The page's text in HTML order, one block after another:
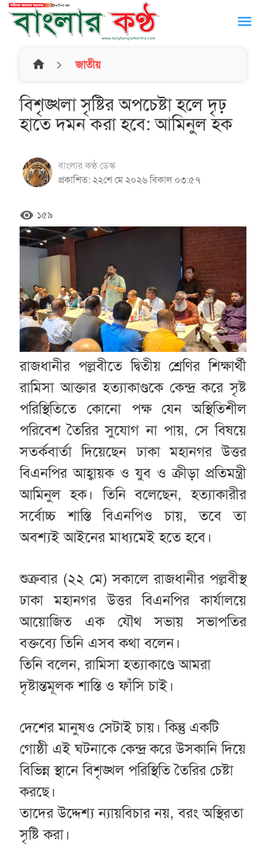
menu
home জাতীয়
বিশৃঙ্খলা সৃষ্টির অপচেষ্টা হলে দৃঢ়
হাতে দমন করা হবে: আমিনুল হক
বাংলার কণ্ঠ ডেস্ক
প্রকাশিত: ২২শে মে ২০২৬ বিকাল ০৩:৫৭
remove_red_eye ১৫৯
রাজধানীর পল্লবীতে দ্বিতীয় শ্রেণির শিক্ষার্থী
রামিসা আক্তার হত্যাকাণ্ডকে কেন্দ্র করে সৃষ্ট
পরিস্থিতিতে কোনো পক্ষ যেন অস্থিতিশীল
পরিবেশ তৈরির সুযোগ না পায়, সে বিষয়ে
সতর্কবার্তা দিয়েছেন ঢাকা মহানগর উত্তর
বিএনপির আহ্বায়ক ও যুব ও ক্রীড়া প্রতিমন্ত্রী
আমিনুল হক। তিনি বলেছেন, হত্যাকারীর
সর্বোচ্চ শাস্তি বিএনপিও চায়, তবে তা
অবশ্যই আইনের মাধ্যমেই হতে হবে।
শুক্রবার (২২ মে) সকালে রাজধানীর পল্লবীস্থ
ঢাকা মহানগর উত্তর বিএনপির কার্যালয়ে
আয়োজিত এক যৌথ সভায় সভাপতির
বক্তব্যে তিনি এসব কথা বলেন।
তিনি বলেন, রামিসা হত্যাকাণ্ডে আমরা
দৃষ্টান্তমূলক শাস্তি ও ফাঁসি চাই।
দেশের মানুষও সেটাই চায়। কিন্তু একটি
গোষ্ঠী এই ঘটনাকে কেন্দ্র করে উসকানি দিয়ে
বিভিন্ন স্থানে বিশৃঙ্খল পরিস্থিতি তৈরির চেষ্টা
করছে।
তাদের উদ্দেশ্য ন্যায়বিচার নয়, বরং অস্থিরতা
সৃষ্টি করা।